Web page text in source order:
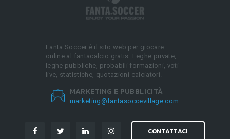
Fanta.Soccer è il sito web per giocare
online al fantacalcio gratis. Leghe private,
leghe pubbliche, probabili formazioni, voti
live, statistiche, quotazioni calciatori.
MARKETING E PUBBLICITÀ
marketing@fantasoccevillage.com
CONTATTACI